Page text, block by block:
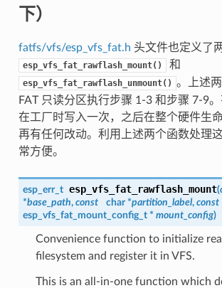
下）
fatfs/vfs/esp_vfs_fat.h 头文件也定义了
esp_vfs_fat_rawflash_mount() 和
esp_vfs_fat_rawflash_unmount() 。上述
FAT 只读分区执行步骤 1-3 和步骤 7-9
在工厂时写入一次，之后在整个硬件生
再有任何改动。利用上述两个函数处理
常方便。
esp_err_t esp_vfs_fat_rawflash_mount(
*base_path, const char *partition_label, const
esp_vfs_fat_mount_config_t* mount_config)
Convenience function to initialize
filesystem and register it in VFS.
This is an all-in-one function which